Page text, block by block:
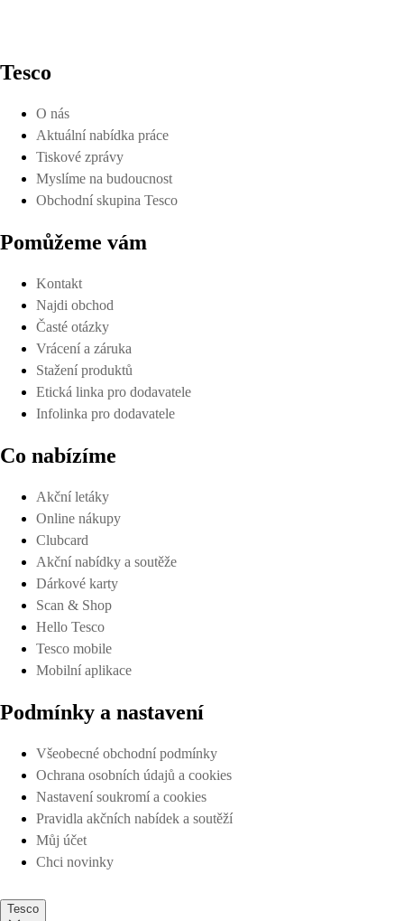
Tesco
O nás
Aktuální nabídka práce
Tiskové zprávy
Myslíme na budoucnost
Obchodní skupina Tesco
Pomůžeme vám
Kontakt
Najdi obchod
Časté otázky
Vrácení a záruka
Stažení produktů
Etická linka pro dodavatele
Infolinka pro dodavatele
Co nabízíme
Akční letáky
Online nákupy
Clubcard
Akční nabídky a soutěže
Dárkové karty
Scan & Shop
Hello Tesco
Tesco mobile
Mobilní aplikace
Podmínky a nastavení
Všeobecné obchodní podmínky
Ochrana osobních údajů a cookies
Nastavení soukromí a cookies
Pravidla akčních nabídek a soutěží
Můj účet
Chci novinky
Tesco